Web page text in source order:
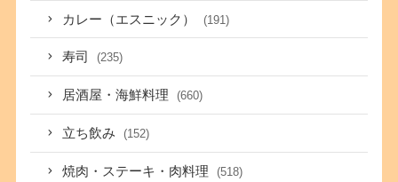
カレー（エスニック） (191)
寿司 (235)
居酒屋・海鮮料理 (660)
立ち飲み (152)
焼肉・ステーキ・肉料理 (518)